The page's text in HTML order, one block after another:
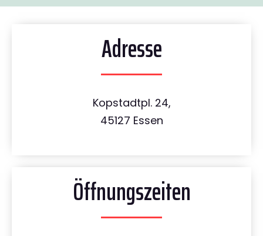
Adresse
Kopstadtpl. 24,
45127 Essen
Öffnungszeiten